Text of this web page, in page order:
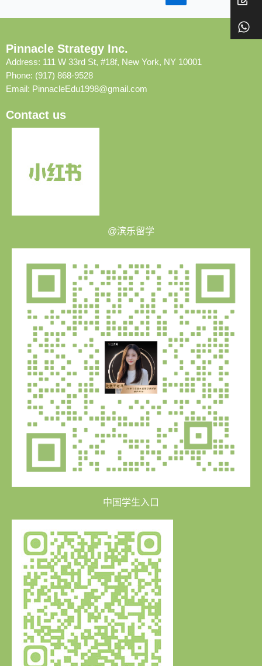
Pinnacle Strategy Inc.
Address: 111 W 33rd St, #18f, New York, NY 10001
Phone: (917) 868-9528
Email: PinnacleEdu1998@gmail.com
Contact us
@滨乐留学
中国学生入口